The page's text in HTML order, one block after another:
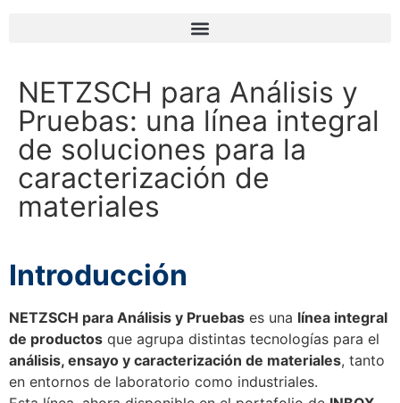
NETZSCH para Análisis y
Pruebas: una línea integral
de soluciones para la
caracterización de
materiales
Introducción
NETZSCH para Análisis y Pruebas es una línea integral
de productos que agrupa distintas tecnologías para el
análisis, ensayo y caracterización de materiales, tanto
en entornos de laboratorio como industriales.